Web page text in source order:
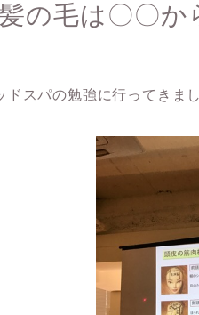
の毛は〇〇か
ドスパの勉強に行ってきま